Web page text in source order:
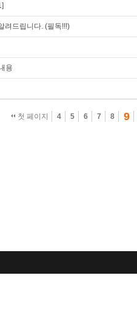
려드립니다. (필독!!!)
용
첫 페이지 4 5 6 7 8 9